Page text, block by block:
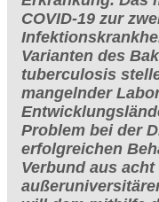
COVID-19 zur
Varianten des
tuberculosis
mangelnder
Problem bei der
erfolgreichen
Verbund aus